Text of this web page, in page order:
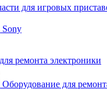
для игровых
Sony
ремонта электроники
Оборудование для